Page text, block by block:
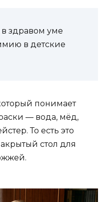
здравом уме
в детские
понимает
— вода, мёд,
То есть это
стол для